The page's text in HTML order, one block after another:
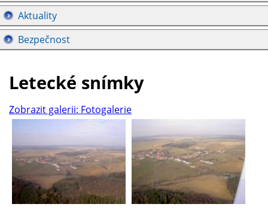
Aktuality
Bezpečnost
Letecké snímky
Zobrazit galerii: Fotogalerie